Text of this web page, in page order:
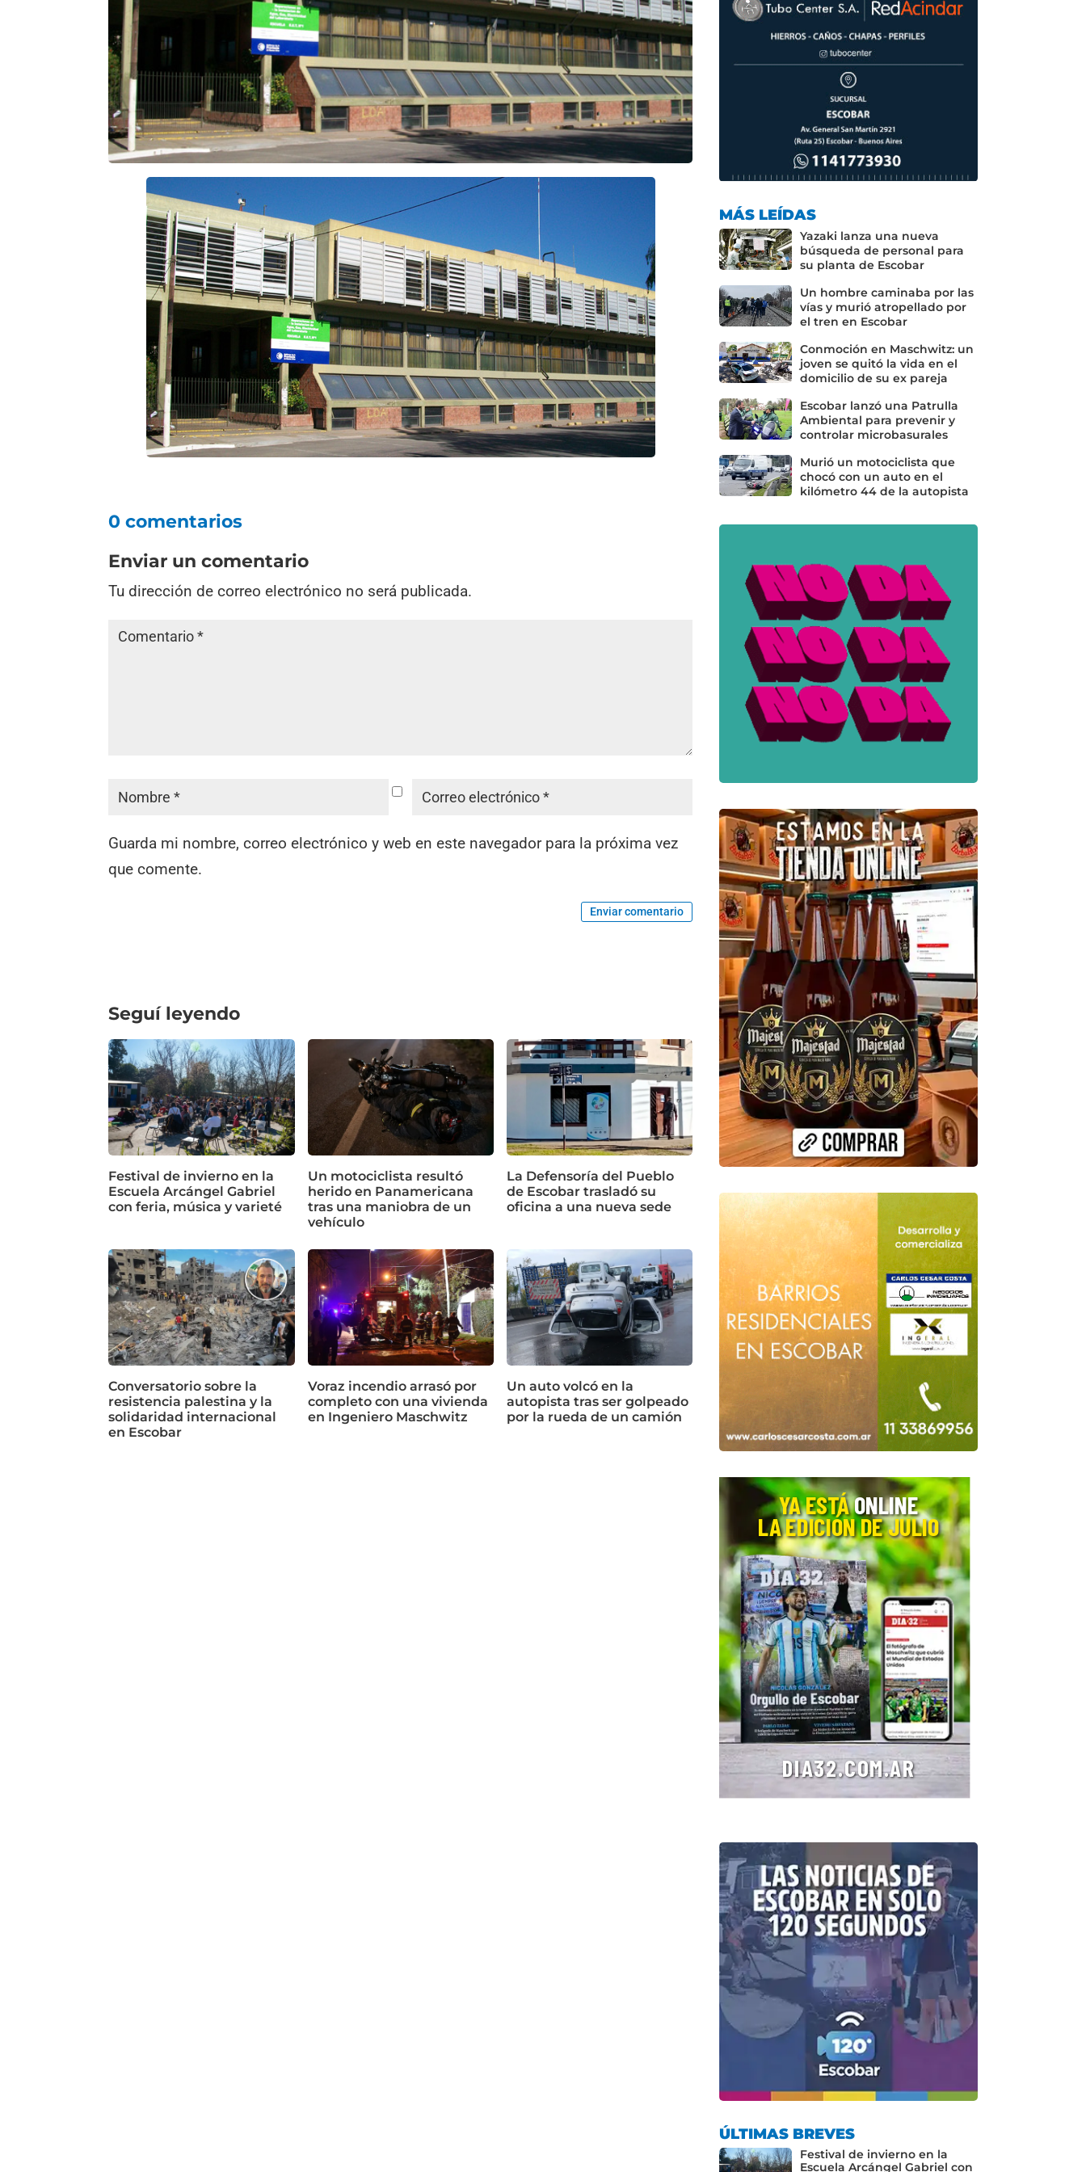
0 comentarios
Enviar un comentario
Tu dirección de correo electrónico no será publicada.
Guarda mi nombre, correo electrónico y web en este navegador para la próxima vez
que comente.
Enviar comentario
Seguí leyendo
Festival de invierno en la
Escuela Arcángel Gabriel
con feria, música y varieté
Un motociclista resultó
herido en Panamericana
tras una maniobra de un
vehículo
La Defensoría del Pueblo
de Escobar trasladó su
oficina a una nueva sede
Conversatorio sobre la
resistencia palestina y la
solidaridad internacional
en Escobar
Voraz incendio arrasó por
completo con una vivienda
en Ingeniero Maschwitz
Un auto volcó en la
autopista tras ser golpeado
por la rueda de un camión
MÁS LEÍDAS
Yazaki lanza una nueva
búsqueda de personal para
su planta de Escobar
Un hombre caminaba por las
vías y murió atropellado por
el tren en Escobar
Conmoción en Maschwitz: un
joven se quitó la vida en el
domicilio de su ex pareja
Escobar lanzó una Patrulla
Ambiental para prevenir y
controlar microbasurales
Murió un motociclista que
chocó con un auto en el
kilómetro 44 de la autopista
ÚLTIMAS BREVES
Festival de invierno en la
Escuela Arcángel Gabriel con